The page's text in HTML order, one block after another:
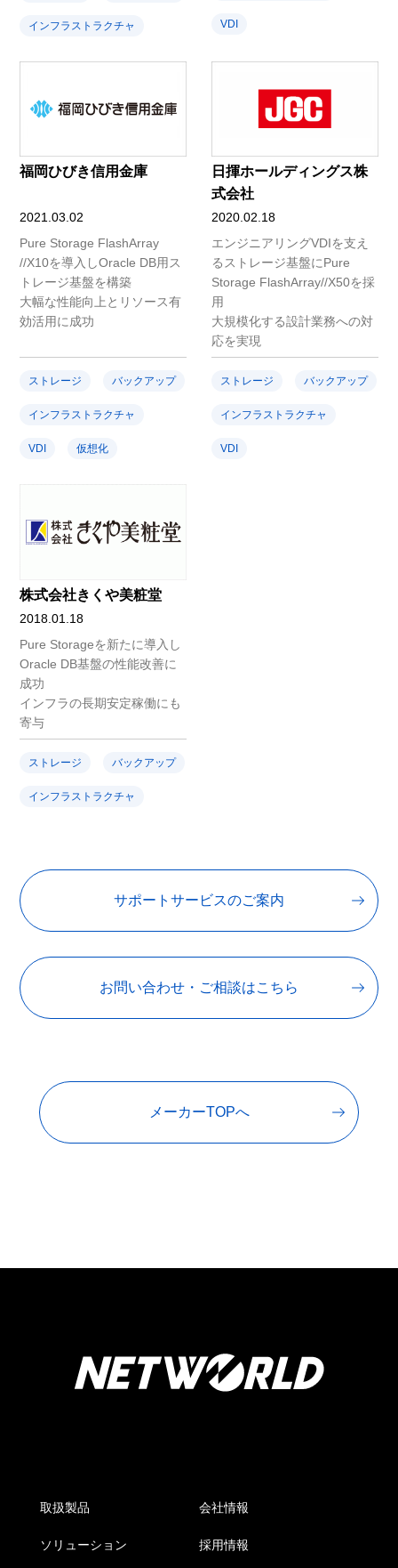
インフラストラクチャ VDI
福岡ひびき信用金庫
2021.03.02
Pure Storage FlashArray
//X10を導入しOracle DB用ス
トレージ基盤を構築
大幅な性能向上とリソース有
効活用に成功
ストレージ バックアップ
インフラストラクチャ
VDI 仮想化
日揮ホールディングス株
式会社
2020.02.18
エンジニアリングVDIを支え
るストレージ基盤にPure
Storage FlashArray//X50を採
用
大規模化する設計業務への対
応を実現
ストレージ バックアップ
インフラストラクチャ
VDI
株式会社きくや美粧堂
2018.01.18
Pure Storageを新たに導入し
Oracle DB基盤の性能改善に
成功
インフラの長期安定稼働にも
寄与
ストレージ バックアップ
インフラストラクチャ
サポートサービスのご案内
お問い合わせ・ご相談はこちら
メーカーTOPへ
取扱製品
ソリューション
会社情報
採用情報